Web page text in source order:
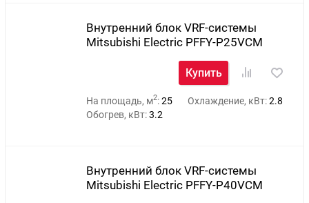
Внутренний блок VRF-системы
Mitsubishi Electric PFFY-P25VCM
Купить
На площадь, м2:25 Охлаждение, кВт:2.8
Обогрев, кВт:3.2
Внутренний блок VRF-системы
Mitsubishi Electric PFFY-P40VCM